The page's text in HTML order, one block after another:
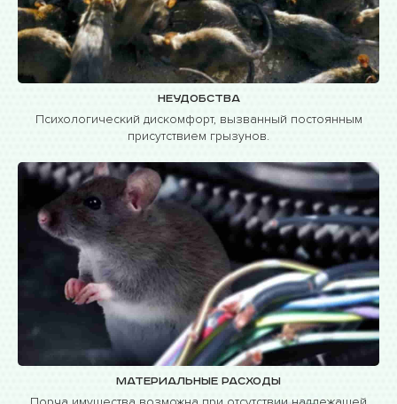
Неудобства
Психологический дискомфорт, вызванный постоянным
присутствием грызунов.
Материальные расходы